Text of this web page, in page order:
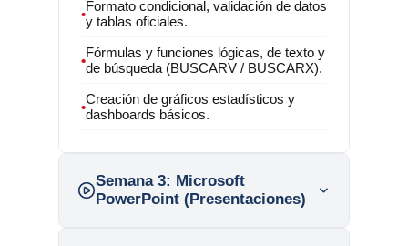
•Formato condicional, validación de datos
y tablas oficiales.
•Fórmulas y funciones lógicas, de texto y
de búsqueda (BUSCARV / BUSCARX).
•Creación de gráficos estadísticos y
dashboards básicos.
Semana 3: Microsoft
PowerPoint (Presentaciones)